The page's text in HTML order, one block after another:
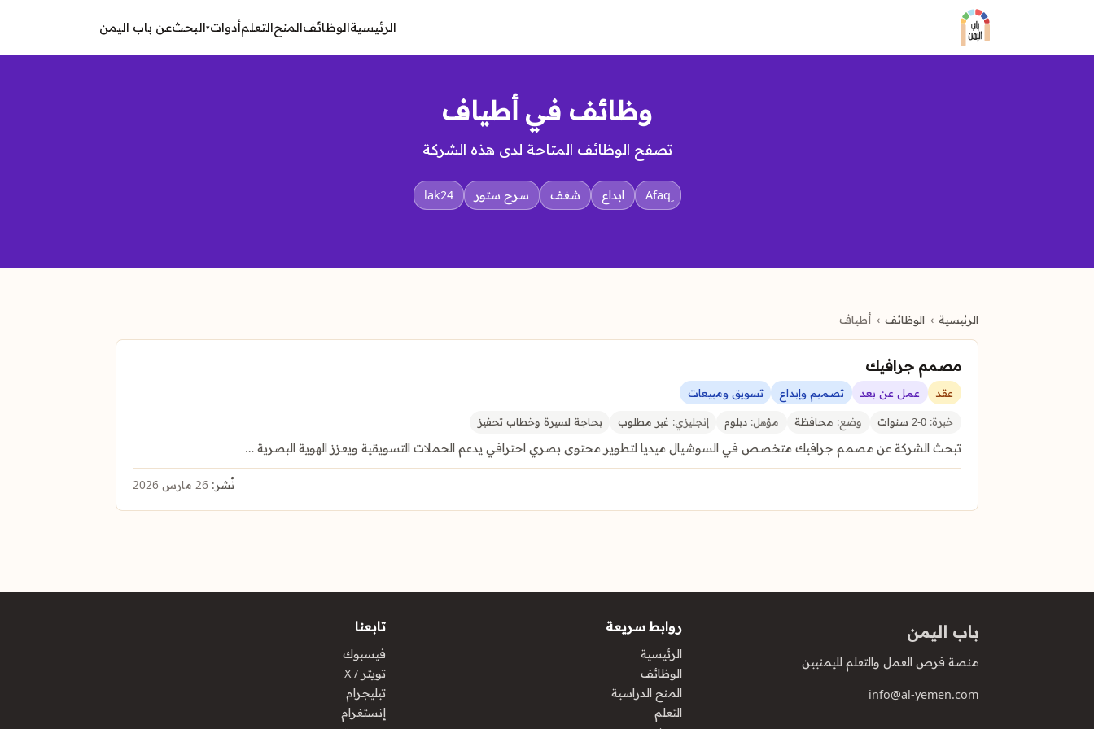
الرئيسيةالوظائفالمنحالتعلمأدوات▾البحثعن باب اليمن
وظائف في أطياف
تصفح الوظائف المتاحة لدى هذه الشركة
ابداع شغف سرح ستور lak24
الرئيسية الوظائف أطياف
مصمم جرافيك
عقد عمل عن بعد تصميم وإبداع تسويق ومبيعات
خبرة: وضع: محافظة مؤهل: دبلوم إنجليزي: غير مطلوب بحاجة لسيرة وخطاب تحفيز
تبحث الشركة عن مصمم جرافيك متخصص في السوشيال ميديا لتطوير محتوى بصري احترافي يدعم الحملات التسويقية ويعزز الهوية البصرية …
نُشر:
باب اليمن
منصة فرص العمل والتعلم لليمنيين
info@al-yemen.com
روابط سريعة
الرئيسية
الوظائف
المنح الدراسية
التعلم
تابعنا
فيسبوك
تويتر / X
تيليجرام
إنستغرام